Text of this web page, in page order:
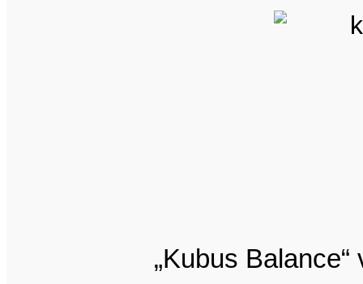
„Kubus